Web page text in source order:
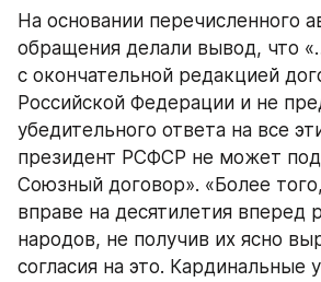
На основании перечисленного
обращения делали вывод, что
с окончательной редакцией
Российской Федерации и не
убедительного ответа на все
президент РСФСР не может
Союзный договор». «Более
вправе на десятилетия вперед
народов, не получив их ясно
согласия на это. Кардинальные